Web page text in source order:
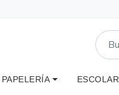
PAPELERÍA ESCOLAR